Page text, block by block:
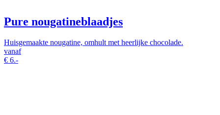
Pure nougatineblaadjes
Huisgemaakte nougatine, omhult met heerlijke chocolade.
vanaf
€ 6.-